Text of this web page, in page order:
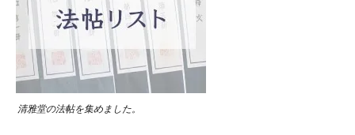
清雅堂の法帖を集めました。